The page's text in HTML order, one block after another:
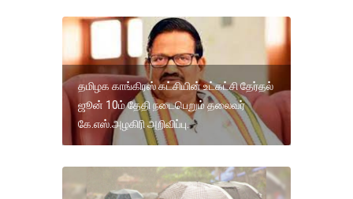
தமிழக காங்கிரஸ் கட்சியின் உட்கட்சி தேர்தல்
ஜூன் 10ம் தேதி நடைபெறும் தலைவர்
கே.எஸ்.அழகிரி அறிவிப்பு.